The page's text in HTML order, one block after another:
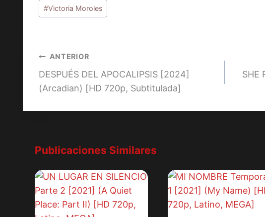
la#Victoria Moroles
Navegación
de
ANTERIOR
DESPUÉS DEL APOCALIPSIS [2024]
(Arcadian) [HD 720p, Subtitulada]
SHE
Publicaciones Similares